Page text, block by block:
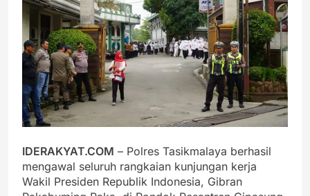
IDERAKYAT.COM – Polres Tasikmalaya berhasil
mengawal seluruh rangkaian kunjungan kerja
Wakil Presiden Republik Indonesia, Gibran